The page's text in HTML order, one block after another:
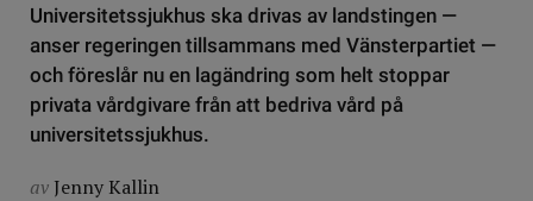
Universitetssjukhus ska drivas av landstingen —
anser regeringen tillsammans med Vänsterpartiet —
och föreslår nu en lagändring som helt stoppar
privata vårdgivare från att bedriva vård på
universitetssjukhus.
av Jenny Kallin